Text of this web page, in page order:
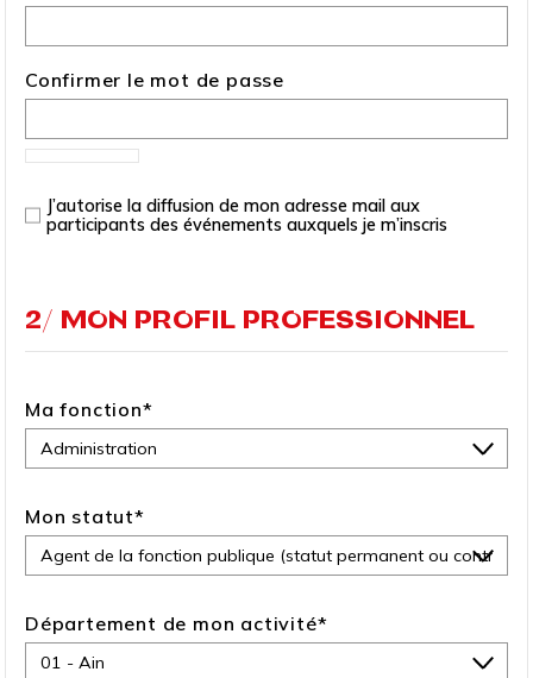
Confirmer le mot de passe
J’autorise la diffusion de mon adresse mail aux
participants des événements auxquels je m’inscris
2/ MON PROFIL PROFESSIONNEL
Ma fonction*
Mon statut*
Département de mon activité*